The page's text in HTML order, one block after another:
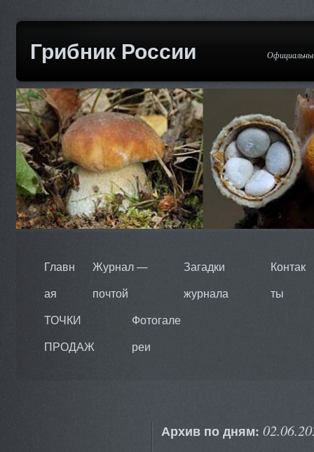
Грибник России
Главн
ая
Журнал —
почтой
Загадки
журнала
Контак
ты
ТОЧКИ
ПРОДАЖ
Фотогале
реи
Архив по дням: